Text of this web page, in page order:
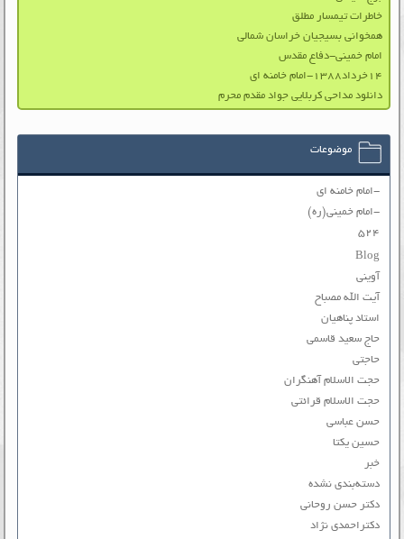
خاطرات تیمسار مطلق
همخوانی بسیجیان خراسان شمالی
امام خمینی-دفاع مقدس
۱۴خرداد۱۳۸۸-امام خامنه ای
دانلود مداحی کربلایی جواد مقدم محرم
موضوعات
-امام خامنه ای
-امام خمینی(ره)
۵۲۴
Blog
آوینی
آیت الله مصباح
استاد پناهیان
حاج سعید قاسمی
حاجتی
حجت الاسلام آهنگران
حجت الاسلام قرائتی
حسن عباسی
حسین یکتا
خبر
دسته‌بندی نشده
دکتر حسن روحانی
دکتراحمدی نژاد